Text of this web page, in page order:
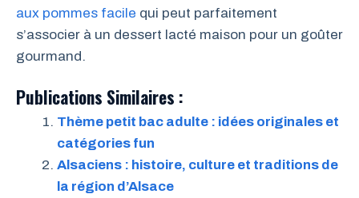
aux pommes facile qui peut parfaitement
s’associer à un dessert lacté maison pour un goûter
gourmand.
Publications Similaires :
Thème petit bac adulte : idées originales et
catégories fun
Alsaciens : histoire, culture et traditions de
la région d’Alsace